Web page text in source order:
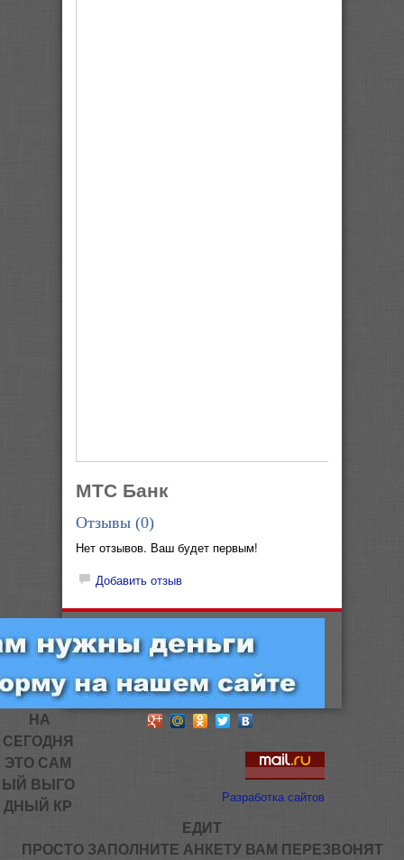
МТС Банк
Отзывы (0)
Нет отзывов. Ваш будет первым!
Добавить отзыв
Разработка сайтов
НА
СЕГОДНЯ
ЭТО САМ
ЫЙ ВЫГО
ДНЫЙ КР
ЕДИТ
ПРОСТО ЗАПОЛНИТЕ АНКЕТУ ВАМ ПЕРЕЗВОНЯТ